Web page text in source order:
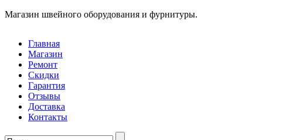
Магазин швейного оборудования и фурнитуры.
Главная
Магазин
Ремонт
Скидки
Гарантия
Отзывы
Доставка
Контакты